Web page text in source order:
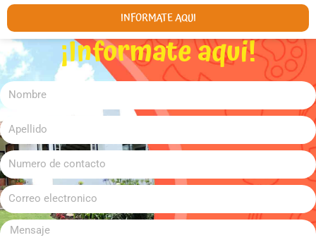
INFORMATE AQUI
¡Informate aqui!